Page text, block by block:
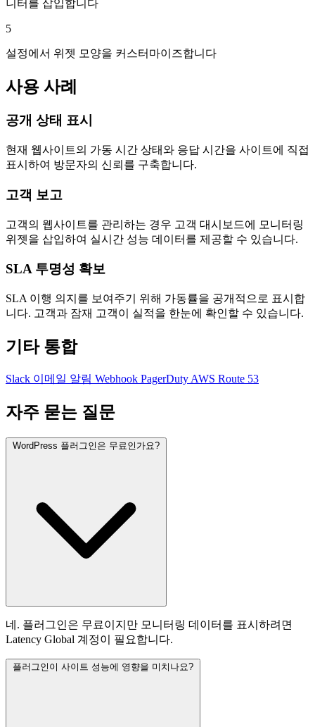
니터를 삽입합니다
5
설정에서 위젯 모양을 커스터마이즈합니다
사용 사례
공개 상태 표시
현재 웹사이트의 가동 시간 상태와 응답 시간을 사이트에 직접
표시하여 방문자의 신뢰를 구축합니다.
고객 보고
고객의 웹사이트를 관리하는 경우 고객 대시보드에 모니터링
위젯을 삽입하여 실시간 성능 데이터를 제공할 수 있습니다.
SLA 투명성 확보
SLA 이행 의지를 보여주기 위해 가동률을 공개적으로 표시합
니다. 고객과 잠재 고객이 실적을 한눈에 확인할 수 있습니다.
기타 통합
Slack 이메일 알림 Webhook PagerDuty AWS Route 53
자주 묻는 질문
WordPress 플러그인은 무료인가요?
네. 플러그인은 무료이지만 모니터링 데이터를 표시하려면
Latency Global 계정이 필요합니다.
플러그인이 사이트 성능에 영향을 미치나요?